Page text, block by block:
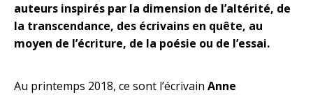
auteurs inspirés par la dimension de l’altérité, de
la transcendance, des écrivains en quête, au
moyen de l’écriture, de la poésie ou de l’essai.
Au printemps 2018, ce sont l’écrivain Anne